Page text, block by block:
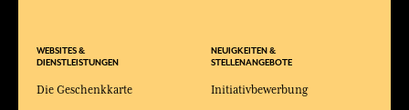
WEBSITES &
DIENSTLEISTUNGEN
Die Geschenkkarte
NEUIGKEITEN &
STELLENANGEBOTE
Initiativbewerbung